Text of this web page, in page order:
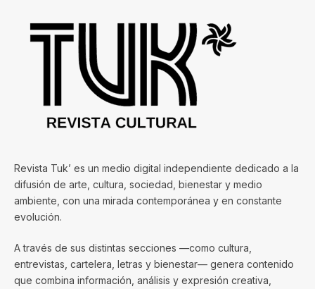
Revista Tuk’ es un medio digital independiente dedicado a la
difusión de arte, cultura, sociedad, bienestar y medio
ambiente, con una mirada contemporánea y en constante
evolución.
A través de sus distintas secciones —como cultura,
entrevistas, cartelera, letras y bienestar— genera contenido
que combina información, análisis y expresión creativa,